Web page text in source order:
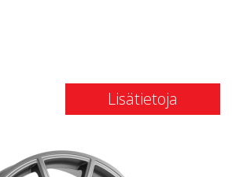
Lisätietoja